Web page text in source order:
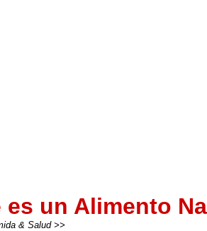
es un Alimento
& Salud >>